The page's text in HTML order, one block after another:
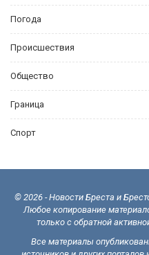
Погода
Происшествия
Общество
Граница
Спорт
© 2026 - Новости Бреста и
Любое копирование
только с обратной
Все материалы